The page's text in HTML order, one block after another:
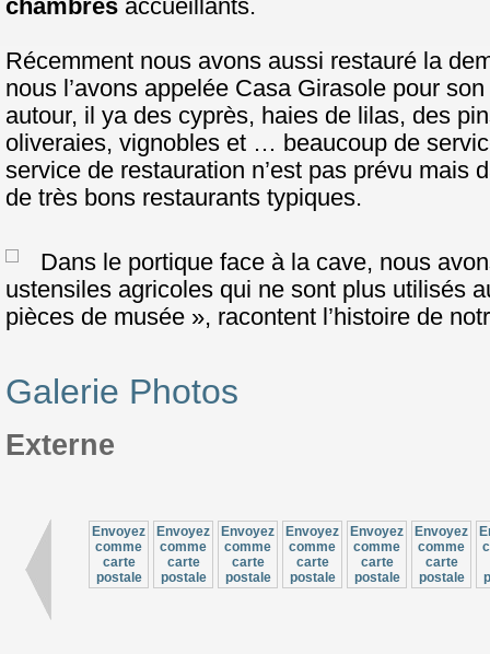
chambres accueillants.
Récemment nous avons aussi restauré la
nous l’avons appelée Casa Girasole pour
autour, il ya des cyprès, haies de lilas, des
oliveraies, vignobles et … beaucoup de
service de restauration n’est pas prévu mais
de très bons restaurants typiques.
Dans le portique face à la cave, nous
ustensiles agricoles qui ne sont plus utilisés
pièces de musée », racontent l’histoire de
Galerie Photos
Externe
Envoyez
comme
carte
postale
Envoyez
comme
carte
postale
Envoyez
comme
carte
postale
Envoyez
comme
carte
postale
Envoyez
comme
carte
postale
Envoyez
comme
carte
postale